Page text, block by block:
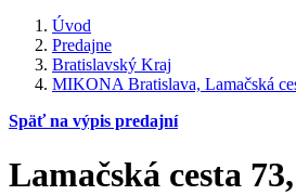
Úvod
Predajne
Bratislavský Kraj
MIKONA Bratislava, Lamačská
Späť na výpis predajní
Lamačská cesta